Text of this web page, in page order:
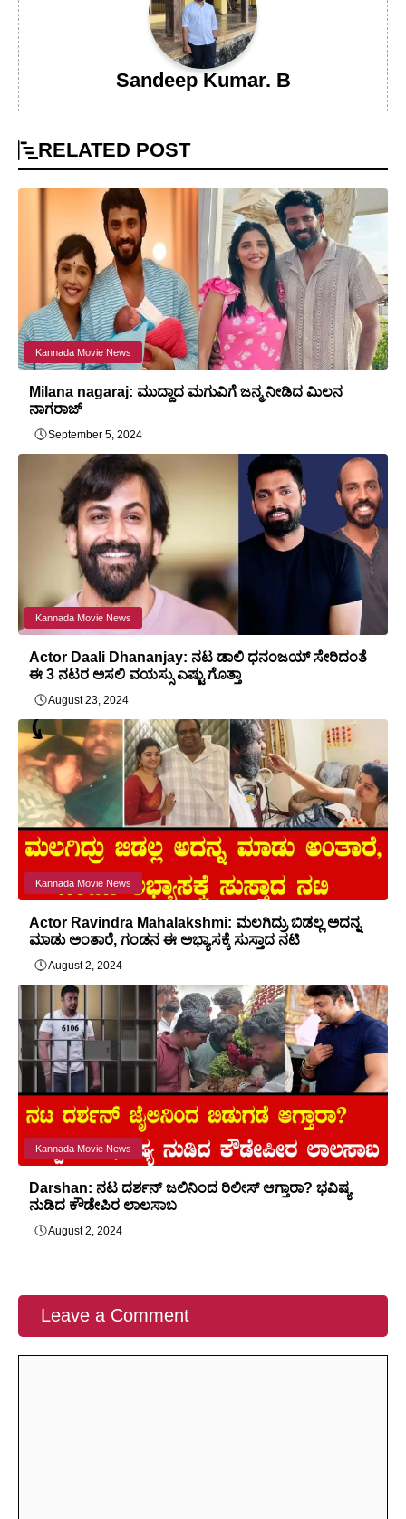
Sandeep Kumar. B
RELATED POST
Kannada Movie News
Milana nagaraj: ಮುದ್ದಾದ ಮಗುವಿಗೆ ಜನ್ಮ ನೀಡಿದ ಮಿಲನ
ನಾಗರಾಜ್
September 5, 2024
Kannada Movie News
Actor Daali Dhananjay: ನಟ ಡಾಲಿ ಧನಂಜಯ್ ಸೇರಿದಂತೆ
ಈ 3 ನಟರ ಅಸಲಿ ವಯಸ್ಸು ಎಷ್ಟು ಗೊತ್ತಾ
August 23, 2024
Kannada Movie News
Actor Ravindra Mahalakshmi: ಮಲಗಿದ್ರು ಬಿಡಲ್ಲ ಅದನ್ನ
ಮಾಡು ಅಂತಾರೆ, ಗಂಡನ ಈ ಅಭ್ಯಾಸಕ್ಕೆ ಸುಸ್ತಾದ ನಟಿ
August 2, 2024
Kannada Movie News
Darshan: ನಟ ದರ್ಶನ್ ಜಲಿನಿಂದ ರಿಲೀಸ್ ಆಗ್ತಾರಾ? ಭವಿಷ್ಯ
ನುಡಿದ ಕೌಡೇಪಿರ ಲಾಲಸಾಬ
August 2, 2024
Leave a Comment